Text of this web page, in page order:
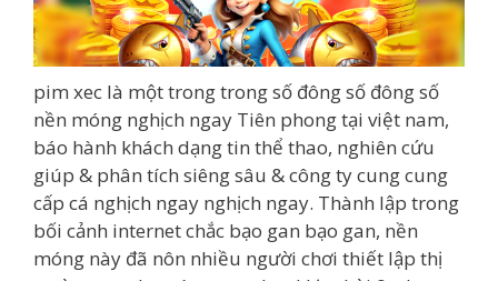
pim xec là một trong trong số đông số đông số
nền móng nghịch ngay Tiên phong tại việt nam,
báo hành khách dạng tin thể thao, nghiên cứu
giúp & phân tích siêng sâu & công ty cung cung
cấp cá nghịch ngay nghịch ngay. Thành lập trong
bối cảnh internet chắc bạo gan bạo gan, nền
móng này đã nôn nhiều người chơi thiết lập thị